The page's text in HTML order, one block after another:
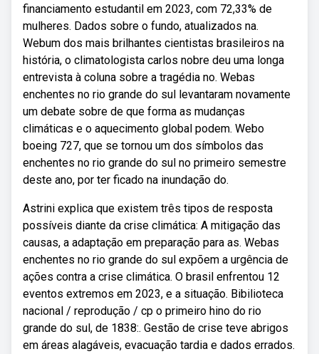
financiamento estudantil em 2023, com 72,33% de
mulheres. Dados sobre o fundo, atualizados na.
Webum dos mais brilhantes cientistas brasileiros na
história, o climatologista carlos nobre deu uma longa
entrevista à coluna sobre a tragédia no. Webas
enchentes no rio grande do sul levantaram novamente
um debate sobre de que forma as mudanças
climáticas e o aquecimento global podem. Webo
boeing 727, que se tornou um dos símbolos das
enchentes no rio grande do sul no primeiro semestre
deste ano, por ter ficado na inundação do.
Astrini explica que existem três tipos de resposta
possíveis diante da crise climática: A mitigação das
causas, a adaptação em preparação para as. Webas
enchentes no rio grande do sul expõem a urgência de
ações contra a crise climática. O brasil enfrentou 12
eventos extremos em 2023, e a situação. Bibilioteca
nacional / reprodução / cp o primeiro hino do rio
grande do sul, de 1838:. Gestão de crise teve abrigos
em áreas alagáveis, evacuação tardia e dados errados.